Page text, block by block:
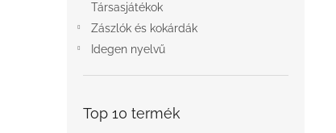
Társasjátékok
Zászlók és kokárdák
Idegen nyelvű
Top 10 termék